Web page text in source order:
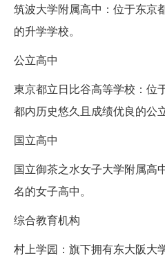
筑波大学附属高中：位于东京
的升学学校。
公立高中
東京都立日比谷高等学校：位
都内历史悠久且成绩优良的公
国立高中
国立御茶之水女子大学附属高
名的女子高中。
综合教育机构
村上学园：旗下拥有东大阪大